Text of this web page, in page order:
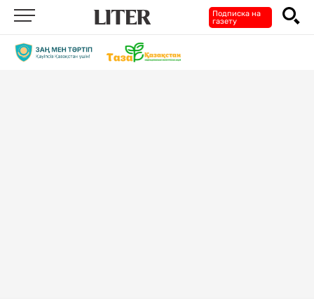
Подписка на
газету